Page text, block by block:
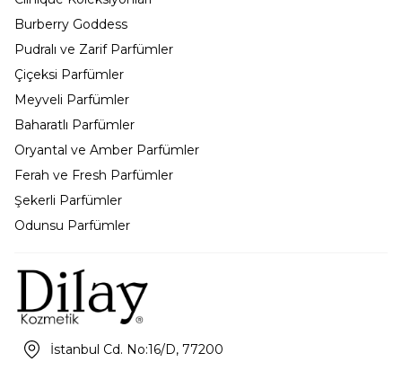
Burberry Goddess
Pudralı ve Zarif Parfümler
Çiçeksi Parfümler
Meyveli Parfümler
Baharatlı Parfümler
Oryantal ve Amber Parfümler
Ferah ve Fresh Parfümler
Şekerli Parfümler
Odunsu Parfümler
İstanbul Cd. No:16/D, 77200